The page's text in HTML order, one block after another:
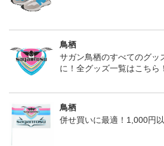
鳥栖
サガン鳥栖のすべてのグッ
に！全グッズ一覧はこちら！
鳥栖
併せ買いに最適！1,000円